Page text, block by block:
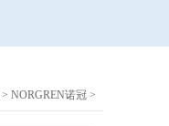
> NORGREN诺冠 >